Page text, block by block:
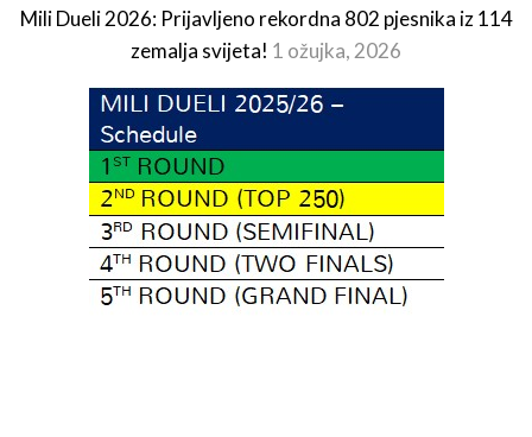
Mili Dueli 2026: Prijavljeno rekordna 802 pjesnika iz 114
zemalja svijeta! 1 ožujka, 2026